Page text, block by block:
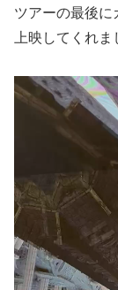
ツアーの最後に
上映してくれま